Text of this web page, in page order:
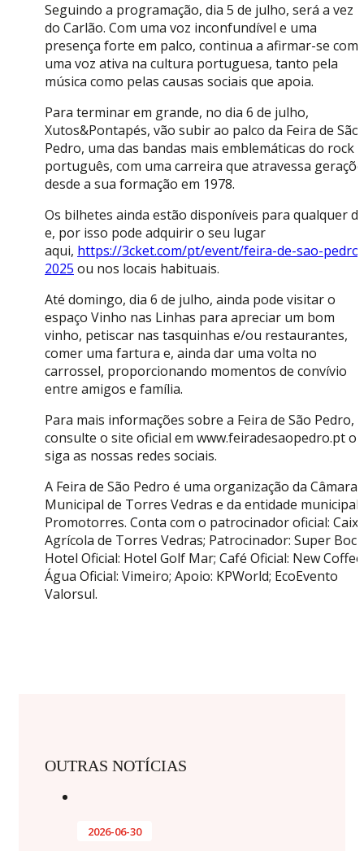
Seguindo a programação, dia 5 de julho, será a vez
do Carlão. Com uma voz inconfundível e uma
presença forte em palco, continua a afirmar-se
uma voz ativa na cultura portuguesa, tanto pela
música como pelas causas sociais que apoia.
Para terminar em grande, no dia 6 de julho,
Xutos&Pontapés, vão subir ao palco da Feira de São
Pedro, uma das bandas mais emblemáticas do rock
português, com uma carreira que atravessa
desde a sua formação em 1978.
Os bilhetes ainda estão disponíveis para qualquer
e, por isso pode adquirir o seu lugar
aqui, https://3cket.com/pt/event/feira-de-sao-pedro-
2025 ou nos locais habituais.
Até domingo, dia 6 de julho, ainda pode visitar o
espaço Vinho nas Linhas para apreciar um bom
vinho, petiscar nas tasquinhas e/ou restaurantes,
comer uma fartura e, ainda dar uma volta no
carrossel, proporcionando momentos de convívio
entre amigos e família.
Para mais informações sobre a Feira de São Pedro,
consulte o site oficial em www.feiradesaopedro.pt ou
siga as nossas redes sociais.
A Feira de São Pedro é uma organização da Câmara
Municipal de Torres Vedras e da entidade municipal
Promotorres. Conta com o patrocinador oficial:
Agrícola de Torres Vedras; Patrocinador: Super
Hotel Oficial: Hotel Golf Mar; Café Oficial: New
Água Oficial: Vimeiro; Apoio: KPWorld; EcoEvento
Valorsul.
OUTRAS NOTÍCIAS
2026-06-30